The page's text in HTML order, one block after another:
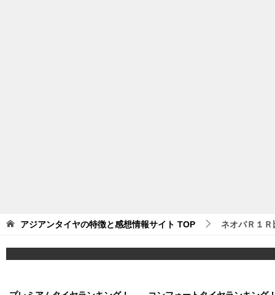
アジアンタイヤの特徴と感想情報サイト TOP ネオバＲ１Ｒ